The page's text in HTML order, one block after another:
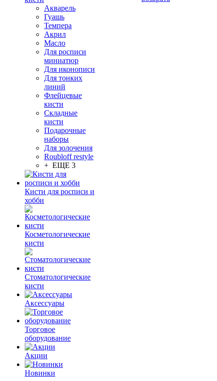
Акварель
Гуашь
Темпера
Акрил
Масло
Для росписи
миниатюр
Для иконописи
Для тонких
линий
Флейцевые
кисти
Складные
кисти
Подарочные
наборы
Для золочения
Roubloff restyle
+ ЕЩЕ 3
Кисти для росписи и
хобби
Косметологические
кисти
Стоматологические
кисти
Аксессуары
Торговое
оборудование
Акции
Новинки